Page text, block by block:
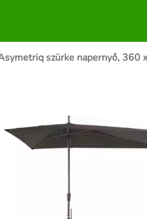
szürke napernyő, 360